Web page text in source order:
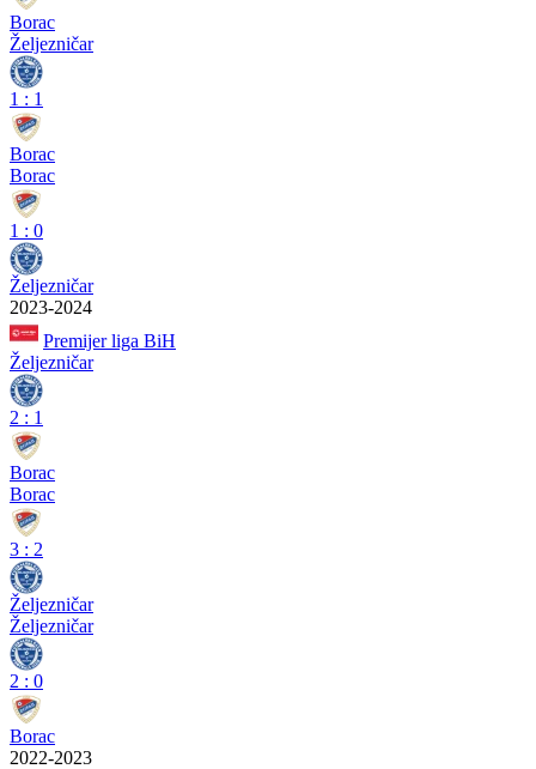
Borac
Željezničar
1 : 1
Borac
Borac
1 : 0
Željezničar
2023-2024
Premijer liga BiH
Željezničar
2 : 1
Borac
Borac
3 : 2
Željezničar
Željezničar
2 : 0
Borac
2022-2023